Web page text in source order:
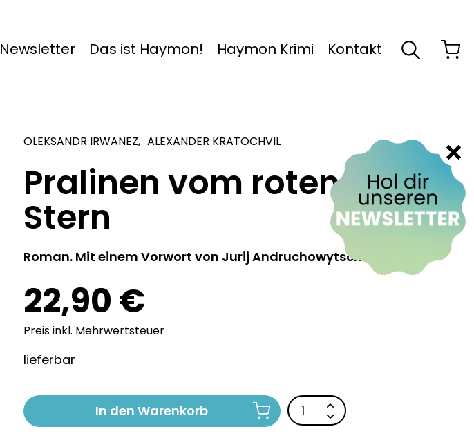
Newsletter Das ist Haymon! Haymon Krimi Kontakt
OLEKSANDR IRWANEZ, ALEXANDER KRATOCHVIL
Pralinen vom roten
Stern
Roman. Mit einem Vorwort von Jurij Andruchowytsch
22,90 €
Preis inkl. Mehrwertsteuer
lieferbar
In den Warenkorb